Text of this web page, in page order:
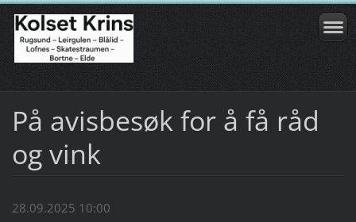
På avisbesøk for å få råd
og vink
28.09.2025 10:00